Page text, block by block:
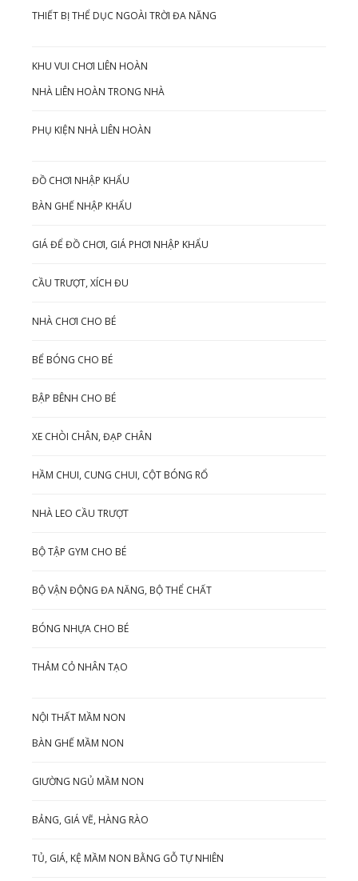
THIẾT BỊ THỂ DỤC NGOÀI TRỜI ĐA NĂNG
KHU VUI CHƠI LIÊN HOÀN
NHÀ LIÊN HOÀN TRONG NHÀ
PHỤ KIỆN NHÀ LIÊN HOÀN
ĐỒ CHƠI NHẬP KHẨU
BÀN GHẾ NHẬP KHẨU
GIÁ ĐỂ ĐỒ CHƠI, GIÁ PHƠI NHẬP KHẨU
CẦU TRƯỢT, XÍCH ĐU
NHÀ CHƠI CHO BÉ
BỂ BÓNG CHO BÉ
BẬP BÊNH CHO BÉ
XE CHÒI CHÂN, ĐẠP CHÂN
HẦM CHUI, CUNG CHUI, CỘT BÓNG RỔ
NHÀ LEO CẦU TRƯỢT
BỘ TẬP GYM CHO BÉ
BỘ VẬN ĐỘNG ĐA NĂNG, BỘ THỂ CHẤT
BÓNG NHỰA CHO BÉ
THẢM CỎ NHÂN TẠO
NỘI THẤT MẦM NON
BÀN GHẾ MẦM NON
GIƯỜNG NGỦ MẦM NON
BẢNG, GIÁ VẼ, HÀNG RÀO
TỦ, GIÁ, KỆ MẦM NON BẰNG GỖ TỰ NHIÊN